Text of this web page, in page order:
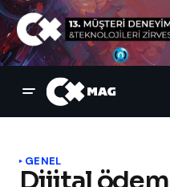
GENEL
Dijital